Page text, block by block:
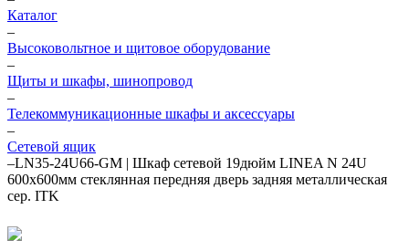
Каталог
–
Высоковольтное и щитовое оборудование
–
Щиты и шкафы, шинопровод
–
Телекоммуникационные шкафы и аксессуары
–
Сетевой ящик
–LN35-24U66-GM | Шкаф сетевой 19дюйм LINEA N 24U
600х600мм стеклянная передняя дверь задняя металлическая
сер. ITK